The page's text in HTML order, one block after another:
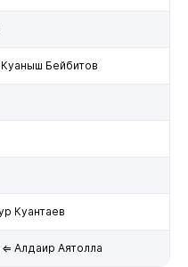
Бейбитов
Куантаев
Алдаир Аятолла